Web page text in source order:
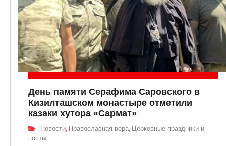
День памяти Серафима Саровского в
Кизилташском монастыре отметили
казаки хутора «Сармат»
Новости, Православная вера, Церковные праздники и
посты